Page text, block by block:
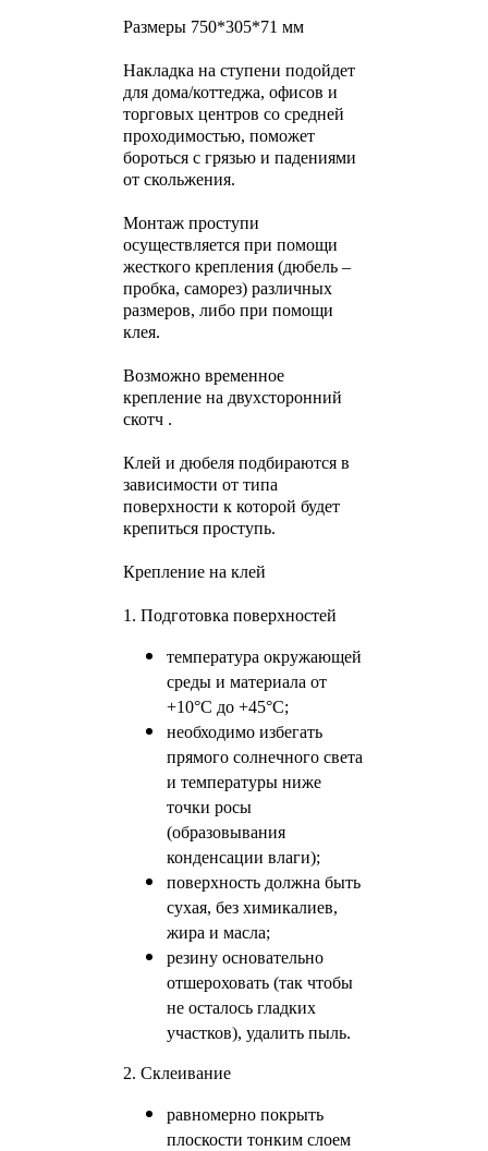
Размеры 750*305*71 мм
Накладка на ступени подойдет
для дома/коттеджа, офисов и
торговых центров со средней
проходимостью, поможет
бороться с грязью и падениями
от скольжения.
Монтаж проступи
осуществляется при помощи
жесткого крепления (дюбель –
пробка, саморез) различных
размеров, либо при помощи
клея.
Возможно временное
крепление на двухсторонний
скотч .
Клей и дюбеля подбираются в
зависимости от типа
поверхности к которой будет
крепиться проступь.
Крепление на клей
1. Подготовка поверхностей
температура окружающей
среды и материала от
+10°С до +45°С;
необходимо избегать
прямого солнечного света
и температуры ниже
точки росы
(образовывания
конденсации влаги);
поверхность должна быть
сухая, без химикалиев,
жира и масла;
резину основательно
отшероховать (так чтобы
не осталось гладких
участков), удалить пыль.
2. Склеивание
равномерно покрыть
плоскости тонким слоем